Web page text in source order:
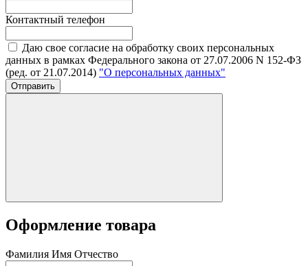
Контактный телефон
Даю свое согласие на обработку своих персональных
данных в рамках Федерального закона от 27.07.2006 N 152-ФЗ
(ред. от 21.07.2014) "О персональных данных"
Отправить
Оформление товара
Фамилия Имя Отчество